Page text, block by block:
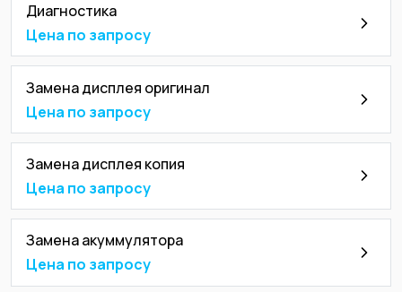
Диагностика
Цена по запросу
Замена дисплея оригинал
Цена по запросу
Замена дисплея копия
Цена по запросу
Замена акуммулятора
Цена по запросу